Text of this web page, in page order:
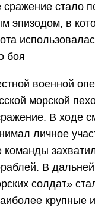
сражение стало
эпизодом, в
боя
военной
морской
В ходе
личное
В
солдат»
крупные